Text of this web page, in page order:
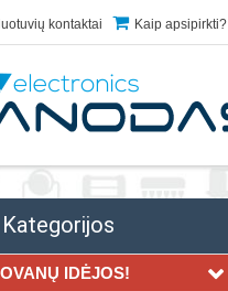
kontaktai Kaip apsipirkti?
Kategorijos
IDĖJOS!